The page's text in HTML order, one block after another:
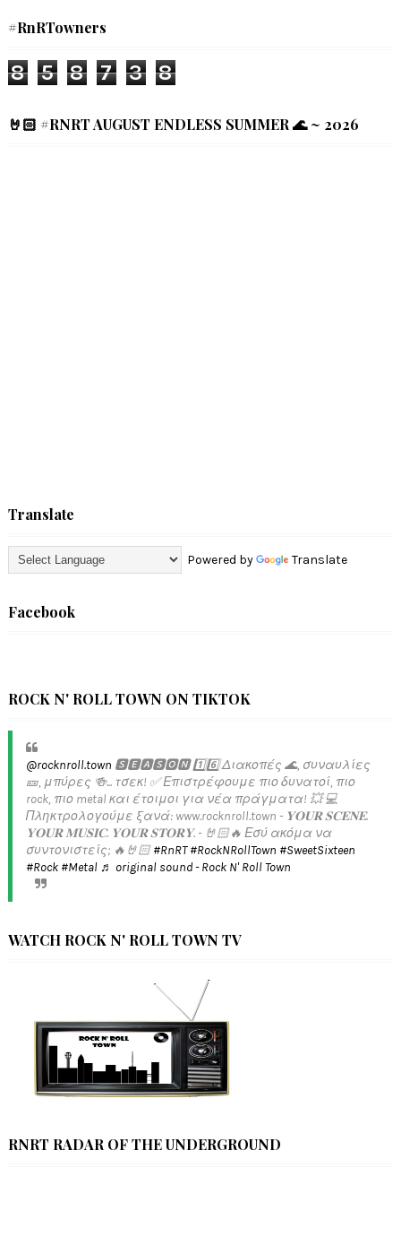
#RnRTowners
8 5 8 7 3 8
🤘🏻 #RNRT AUGUST ENDLESS SUMMER 🌊 ~ 2026
Translate
Powered by Translate
Facebook
ROCK N' ROLL TOWN ON TIKTOK
@rocknroll.town 🆂🅴🅰🆂🅾🅽 1️⃣6️⃣ Διακοπές 🌊, συναυλίες
🎫, μπύρες 🍻... τσεκ! ✅️ Επιστρέφουμε πιο δυνατοί, πιο
rock, πιο metal και έτοιμοι για νέα πράγματα! 💥 💻
Πληκτρολογούμε ξανά: www.rocknroll.town - 𝐘𝐎𝐔𝐑 𝐒𝐂𝐄𝐍𝐄.
𝐘𝐎𝐔𝐑 𝐌𝐔𝐒𝐈𝐂. 𝐘𝐎𝐔𝐑 𝐒𝐓𝐎𝐑𝐘. - 🤘🏻🔥 Εσύ ακόμα να
συντονιστείς; 🔥🤘🏻#RnRT #RockNRollTown #SweetSixteen
#Rock #Metal ♬ original sound - Rock N' Roll Town
WATCH ROCK N' ROLL TOWN TV
RNRT RADAR OF THE UNDERGROUND